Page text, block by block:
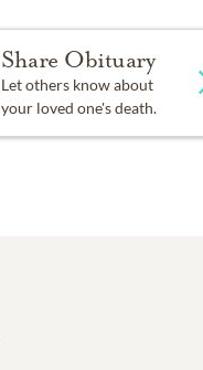
Share Obituary
Let others know about
your loved one's death.